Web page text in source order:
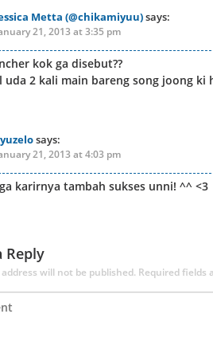
Metta (@chikamiyuu)says:
21, 2013 at 3:35 pm
kok ga disebut??
uda 2 kali main bareng song joong ki
says:
21, 2013 at 4:03 pm
karirnya tambah sukses unni! ^^ <3
Reply
will not be published. Required fields